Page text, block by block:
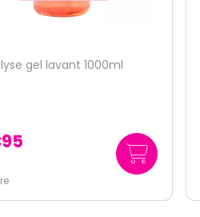
baume démaquillant
95